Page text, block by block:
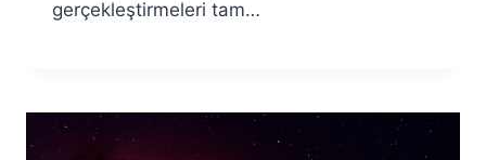
gerçekleştirmeleri tam…